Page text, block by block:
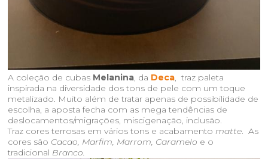
A coleção de cubas Melanina, da Deca, traz paleta
inspirada na diversidade dos tons de pele com um toque
metalizado. Muito além de tratar apenas de possibilidade de
escolha, a aposta fecha com as mega tendências de
deslocamentos/migrações, miscigenação, inclusão.
Traz cores terrosas em vários tons e acabamentomatte. As
cores são Cacao, Marfim, Marrom, Caramelo e o
tradicional Branco.